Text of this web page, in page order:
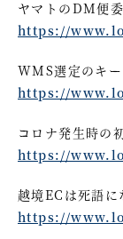
ヤマトのDM便
https://
WMS選定のキー
https://
コロナ発生時の
https://
越境ECは死語
https://